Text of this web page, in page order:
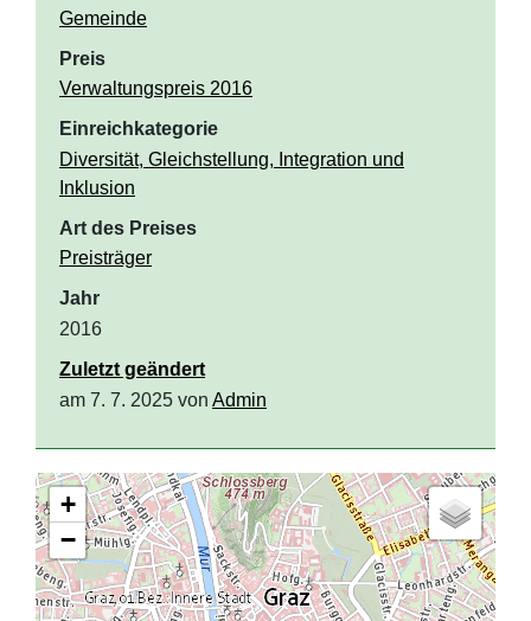
Gemeinde
Preis
Verwaltungspreis 2016
Einreichkategorie
Diversität, Gleichstellung, Integration und
Inklusion
Art des Preises
Preisträger
Jahr
2016
Zuletzt geändert
am 7. 7. 2025 von Admin
+
−